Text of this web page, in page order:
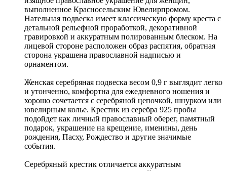
выполненное Красносельским Ювелирпромом.
Нательная подвеска имеет классическую форму креста с
детальной рельефной проработкой, декоративной
гравировкой и аккуратным полированным блеском. На
лицевой стороне расположен образ распятия, обратная
сторона украшена православной надписью и
орнаментом.
Женская серебряная подвеска весом 0,9 г выглядит легко
и утонченно, комфортна для ежедневного ношения и
хорошо сочетается с серебряной цепочкой, шнурком или
ювелирным колье. Крестик из серебра 925 пробы
подойдет как личный православный оберег, памятный
подарок, украшение на крещение, именины, день
рождения, Пасху, Рождество и другие значимые
события.
Серебряный крестик отличается аккуратным